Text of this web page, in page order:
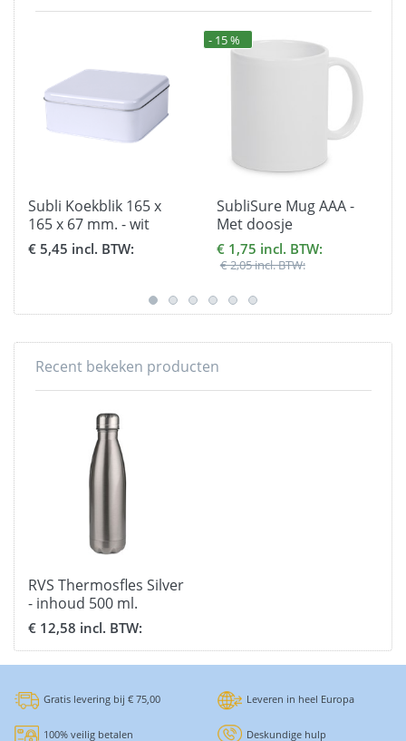
Subli Koekblik 165 x
165 x 67 mm. - wit
vierkant met deksel
€ 5,45 incl. BTW:
- 15 %
SubliSure Mug AAA -
Met doosje
€ 1,75 incl. BTW:
€ 2,05 incl. BTW:
Recent bekeken producten
RVS Thermosfles Silver
- inhoud 500 ml.
€ 12,58 incl. BTW:
Gratis levering bij € 75,00 Leveren in heel Europa
100% veilig betalen Deskundige hulp